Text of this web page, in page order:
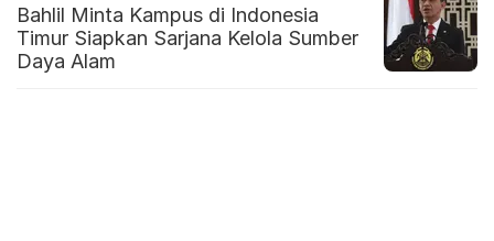
Bahlil Minta Kampus di Indonesia
Timur Siapkan Sarjana Kelola Sumber
Daya Alam